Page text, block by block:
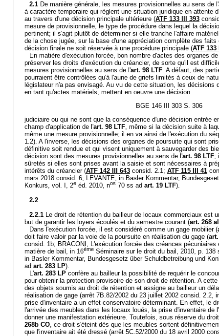
2.1 De manière générale, les mesures provisionnelles au sens de l'
à caractère temporaire qui règlent une situation juridique en attente
au travers d'une décision principale ultérieure (ATF 133 III 393
mesure de provisionnelle, le type de procédure dans lequel la
pertinent; il s'agit plutôt de déterminer si elle tranche l'affaire
de la chose jugée, sur la base d'une appréciation complète des
décision finale ne soit réservée à une procédure principale (ATF 133
En matière d'exécution forcée, bon nombre d'actes des organes
préserver les droits d'exécution du créancier, de sorte qu'il est
mesures provisionnelles au sens de l'art. 98 LTF. A défaut, des
pourraient être contrôlées qu'à l'aune de griefs limités à ceux de
législateur n'a pas envisagé. Au vu de cette situation, les décisions
en tant qu'actes matériels, mettent en oeuvre une décision
BGE 146 III 303 S. 306
judiciaire ou qui ne sont que la conséquence d'une décision entrée
champ d'application de l'art. 98 LTF, même si la décision suite à
même une mesure provisionnelle; il en va ainsi de l'exécution du
1.2). A l'inverse, les décisions des organes de poursuite qui sont
définitive soit rendue et qui visent uniquement à sauvegarder des
décision sont des mesures provisionnelles au sens de l'art. 98 LTF;
sûretés si elles sont prises avant la saisie et sont nécessaires à
intérêts du créancier (ATF 142 III 643 consid. 2.1; ATF 115 III 41
mars 2018 consid. 6; LEVANTE, in Basler Kommentar,
Konkurs, vol. I, 2e éd. 2010, nos 70 ss ad art. 19 LTF).
2.2
2.2.1 Le droit de rétention du bailleur de locaux commerciaux est
but de garantir les loyers écoulés et du semestre courant (art. 268
Dans l'exécution forcée, il est considéré comme un gage mobilier (
doit faire valoir par la voie de la poursuite en réalisation du gage (
consid. 1b; BRACONI, L'exécution forcée des créances
matière de bail, in 16ème Séminaire sur le droit du bail, 2010, p.
in Basler Kommentar, Bundesgesetz über Schuldbetreibung und
ad art. 283 LP).
L'art. 283 LP confère au bailleur la possibilité de requérir le
pour obtenir la protection provisoire de son droit de rétention. A
des objets soumis au droit de rétention et assigne au bailleur un
réalisation de gage (arrêt 7B.82/2002 du 23 juillet 2002 consid. 2.2,
prise d'inventaire a un effet conservatoire déterminant. En effet, le
l'arrivée des meubles dans les locaux loués, la prise d'inventaire de l'
donner une manifestation extérieure. Toutefois, sous réserve du
268b CO, ce droit s'éteint dès que les meubles sortent
que l'inventaire ait été dressé (arrêt 5C.52/2000 du 18 avril 2000